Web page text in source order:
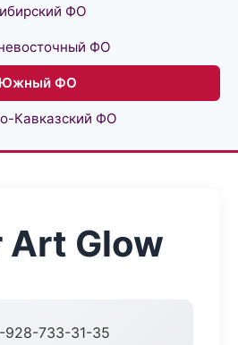
ФО
ФО
Южный ФО
Кавказский ФО
Art Glow
928-733-31-35